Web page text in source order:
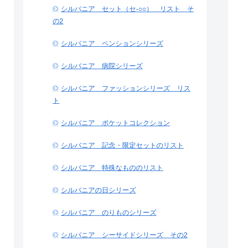
シルバニア セット（セ-○○） リスト そ
の2
シルバニア ペンションシリーズ
シルバニア 病院シリーズ
シルバニア ファッションシリーズ リス
ト
シルバニア ポケットコレクション
シルバニア 記念・限定セットのリスト
シルバニア 特殊なもののリスト
シルバニアの日シリーズ
シルバニア のりものシリーズ
シルバニア シーサイドシリーズ その2